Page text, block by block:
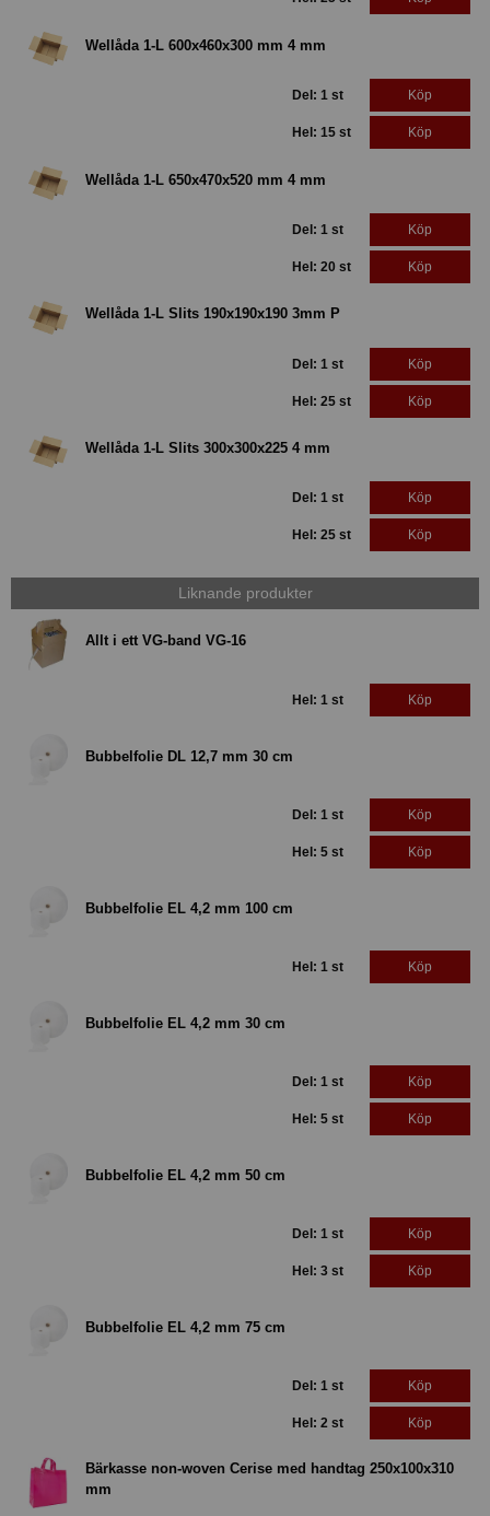
Wellåda 1-L 600x460x300 mm 4 mm
Del: 1 st Köp
Hel: 15 st Köp
Wellåda 1-L 650x470x520 mm 4 mm
Del: 1 st Köp
Hel: 20 st Köp
Wellåda 1-L Slits 190x190x190 3mm P
Del: 1 st Köp
Hel: 25 st Köp
Wellåda 1-L Slits 300x300x225 4 mm
Del: 1 st Köp
Hel: 25 st Köp
Liknande produkter
Allt i ett VG-band VG-16
Hel: 1 st Köp
Bubbelfolie DL 12,7 mm 30 cm
Del: 1 st Köp
Hel: 5 st Köp
Bubbelfolie EL 4,2 mm 100 cm
Hel: 1 st Köp
Bubbelfolie EL 4,2 mm 30 cm
Del: 1 st Köp
Hel: 5 st Köp
Bubbelfolie EL 4,2 mm 50 cm
Del: 1 st Köp
Hel: 3 st Köp
Bubbelfolie EL 4,2 mm 75 cm
Del: 1 st Köp
Hel: 2 st Köp
Bärkasse non-woven Cerise med handtag 250x100x310
mm